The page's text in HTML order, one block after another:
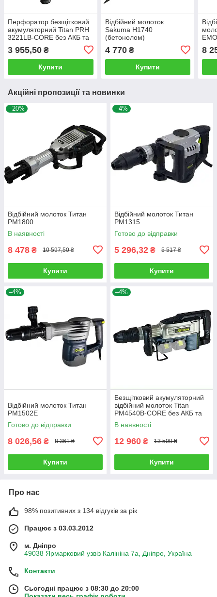
Перфоратор безщітковий
акумуляторний Titan PRH
3221LB-CORE без АКБ та
3 955,50 ₴
Купити
Відбійний молоток
Sakuma H1740
(бетонолом)
4 770₴
Купити
8
Акційні пропозиції та новинки
–20%
Відбійний молоток Титан
PM1800
В наявності
8 478 ₴ 10 597,50 ₴
Купити
–4%
Відбійний молоток Титан
PM1315
Готово до відправки
5 296,32 ₴ 5 517 ₴
Купити
–4%
Відбійний молоток Титан
PM1502E
Готово до відправки
8 026,56 ₴ 8 361 ₴
Купити
–4%
Безщітковий акумуляторний
відбійний молоток Titan
PM4540B-CORE без АКБ та
зарядного пристрою
В наявності
12 960 ₴ 13 500 ₴
Купити
Про нас
98% позитивних з 134 відгуків за рік
Працює з 03.03.2012
м. Дніпро
49038 Ярмарковий узвіз Калініна 7а, Дніпро, Україна
Контакти
Сьогодні працює з 08:30 до 20:00